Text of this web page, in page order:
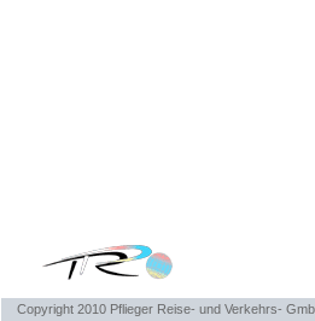
Copyright 2010 Pflieger Reise- und Verkehrs-